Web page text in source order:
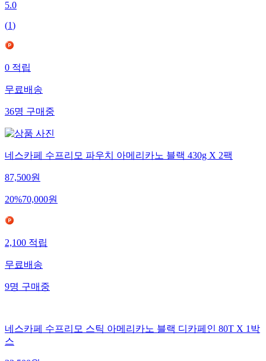
5.0
(1)
0적립
무료배송
36명구매중
네스카페 수프리모 파우치 아메리카노 블랙 430g X 2팩
87,500원
20%70,000원
2,100적립
무료배송
9명구매중
네스카페 수프리모 스틱 아메리카노 블랙 디카페인 80T X 1박
스